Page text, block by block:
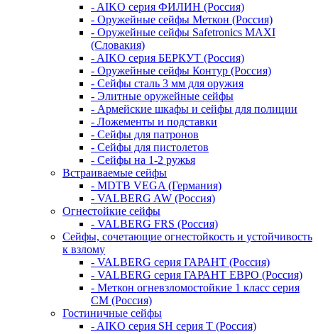
- AIKO серия ФИЛИН (Россия)
- Оружейные сейфы Меткон (Россия)
- Оружейные сейфы Safetronics MAXI
(Словакия)
- AIKO серия БЕРКУТ (Россия)
- Оружейные сейфы Контур (Россия)
- Сейфы сталь 3 мм для оружия
- Элитные оружейные сейфы
- Армейские шкафы и сейфы для полиции
- Ложементы и подставки
- Сейфы для патронов
- Сейфы для пистолетов
- Сейфы на 1-2 ружья
Встраиваемые сейфы
- MDTB VEGA (Германия)
- VALBERG AW (Россия)
Огнестойкие сейфы
- VALBERG FRS (Россия)
Сейфы, сочетающие огнестойкость и устойчивость
к взлому
- VALBERG серия ГАРАНТ (Россия)
- VALBERG серия ГАРАНТ ЕВРО (Россия)
- Меткон огневзломостойкие 1 класс серия
СМ (Россия)
Гостиничные сейфы
- AIKO серия SH серия Т (Россия)